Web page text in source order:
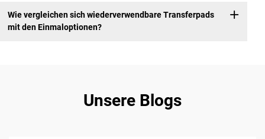
Wie vergleichen sich wiederverwendbare Transferpads
mit den Einmaloptionen?
Unsere Blogs